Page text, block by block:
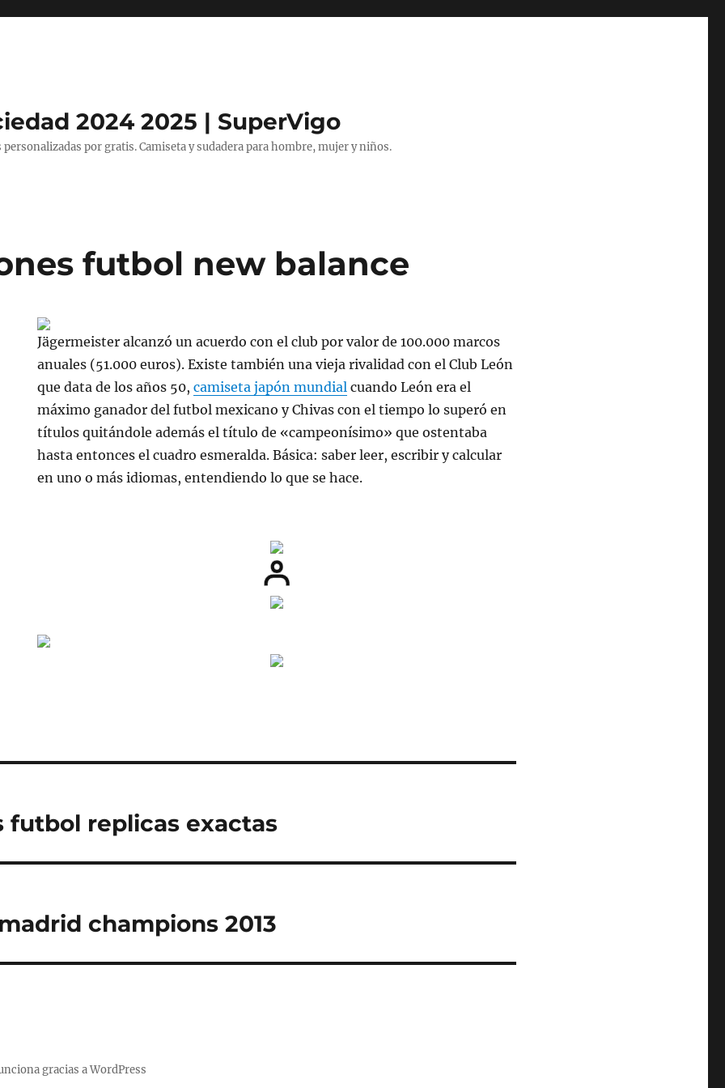
2024 2025 | SuperVigo
personalizadas por gratis. Camiseta y sudadera para hombre, mujer y niños.
futbol new balance
Jägermeister alcanzó un acuerdo con el club por valor de 100.000 marcos
anuales (51.000 euros). Existe también una vieja rivalidad con el Club León
que data de los años 50,camiseta japón mundial cuando León era el
máximo ganador del futbol mexicano y Chivas con el tiempo lo superó en
títulos quitándole además el título de «campeonísimo» que ostentaba
hasta entonces el cuadro esmeralda. Básica: saber leer, escribir y calcular
en uno o más idiomas, entendiendo lo que se hace.
futbol replicas exactas
champions 2013
gracias a WordPress